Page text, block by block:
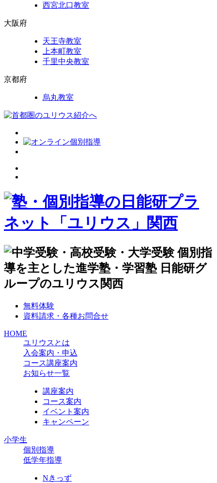
西宮北口教室
大阪府
天王寺教室
上本町教室
千里中央教室
京都府
烏丸教室
無料体験
資料請求・各種お問合せ
HOME
ユリウスとは
入会案内・申込
コース講座案内
お知らせ一覧
講座案内
コース案内
イベント案内
キャンペーン
小学生
個別指導
低学年指導
Nきっず